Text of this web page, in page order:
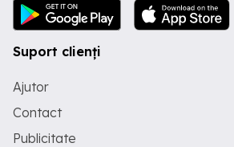
Suport clienți
Ajutor
Contact
Publicitate